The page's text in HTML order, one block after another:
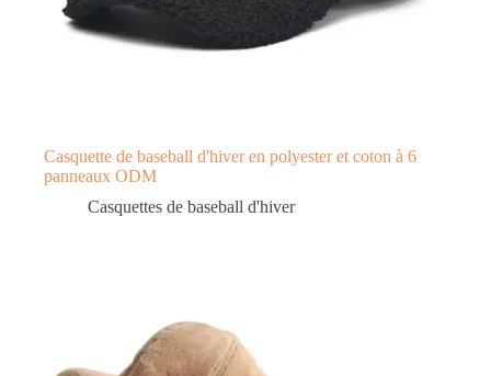
Casquette de baseball d'hiver en polyester et coton à 6
panneaux ODM
Casquettes de baseball d'hiver